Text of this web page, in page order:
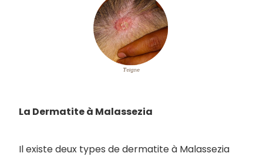
La Dermatite à Malassezia
Il existe deux types de dermatite à Malassezia